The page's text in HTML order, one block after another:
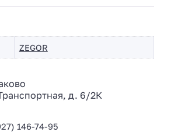
ZEGOR
д. 6/2К
146-74-95